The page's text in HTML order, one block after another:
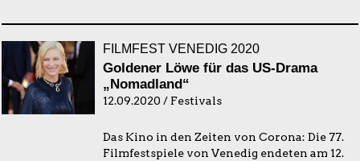
FILMFEST VENEDIG 2020
Goldener Löwe für das US-Drama
„Nomadland“
12.09.2020 / Festivals
Das Kino in den Zeiten von Corona: Die 77.
Filmfestspiele von Venedig endeten am 12.